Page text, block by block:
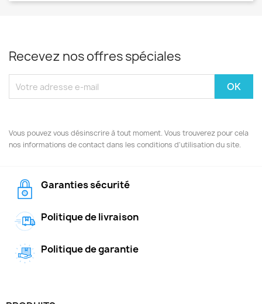
Recevez nos offres spéciales
Vous pouvez vous désinscrire à tout moment. Vous trouverez pour cela
nos informations de contact dans les conditions d'utilisation du site.
Garanties sécurité
Politique de livraison
Politique de garantie